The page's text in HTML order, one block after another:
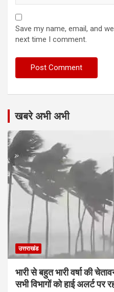
Save my name, email, and
next time I comment.
खबरे अभी अभी
उत्तराखंड
भारी से बहुत भारी वर्षा की
सभी विभागों को हाई अलर्ट पर